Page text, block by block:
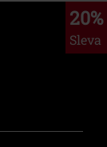
20%
Sleva